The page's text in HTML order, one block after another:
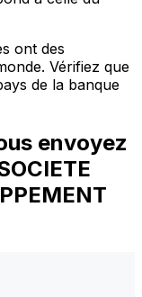
ont des
Vérifiez que
de la banque
envoyez